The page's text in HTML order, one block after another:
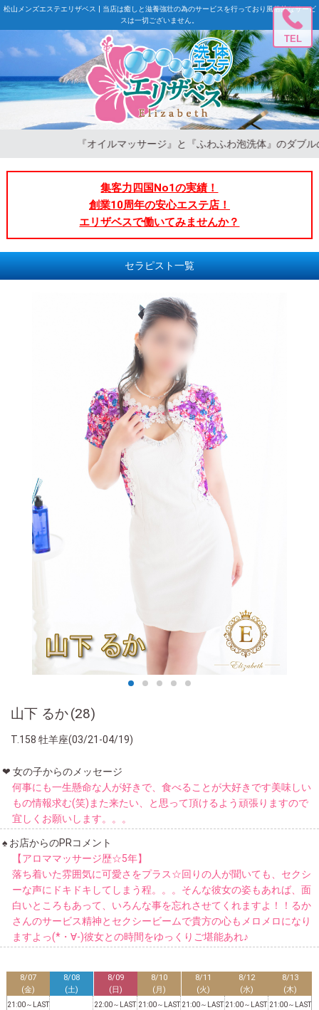
松山メンズエステエリザベス | 当店は癒しと滋養強壮の為のサービスを行っており風俗的なサービ
スは一切ございません。
TEL
『オイルマッサージ』と『ふわふわ泡洗体』のダブルの癒
集客力四国No1の実績！
創業10周年の安心エステ店！
エリザベスで働いてみませんか？
セラピスト一覧
山下 るか 28
158 牡羊座(03/21-04/19)
女の子からのメッセージ
何事にも一生懸命な人が好きで、食べることが大好きです美味しい
もの情報求む(笑)また来たい、と思って頂けるよう頑張りますので
宜しくお願いします。。。
お店からのPRコメント
【アロママッサージ歴☆5年】
落ち着いた雰囲気に可愛さをプラス☆回りの人が聞いても、セクシ
ーな声にドキドキしてしまう程。。。そんな彼女の姿もあれば、面
白いところもあって、いろんな事を忘れさせてくれますよ！！るか
さんのサービス精神とセクシービームで貴方の心もメロメロになり
ますよっ(*・∀-)彼女との時間をゆっくりご堪能あれ♪
8/07
(金)
21:00～LAST
8/08
(土)
8/09
(日)
22:00～LAST
8/10
(月)
21:00～LAST
8/11
(火)
21:00～LAST
8/12
(水)
21:00～LAST
8/13
(木)
21:00～LAST